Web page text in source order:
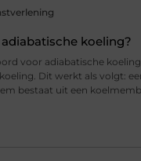
koeling?
voor adiabatische
Dit werkt als volgt:
bestaat uit een